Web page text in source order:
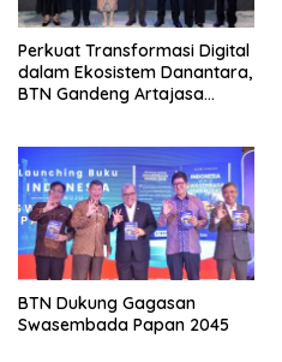
Perkuat Transformasi Digital
dalam Ekosistem Danantara,
BTN Gandeng Artajasa
BTN Dukung Gagasan
Swasembada Papan 2045